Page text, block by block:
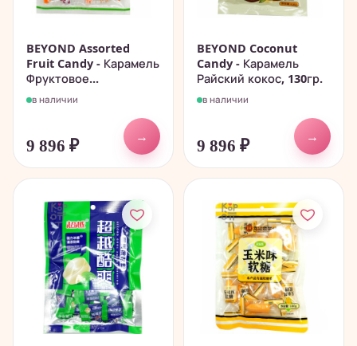
BEYOND Assorted
Fruit Candy - Карамель
Фруктовое...
в наличии
9 896 ₽
→
BEYOND Coconut
Candy - Карамель
Райский кокос, 130гр.
в наличии
9 896 ₽
→